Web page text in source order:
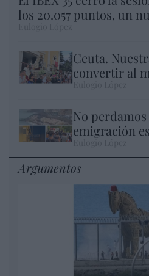
los 20.057 puntos, un
Ceuta.
convertir al
No
emigración
Argumentos